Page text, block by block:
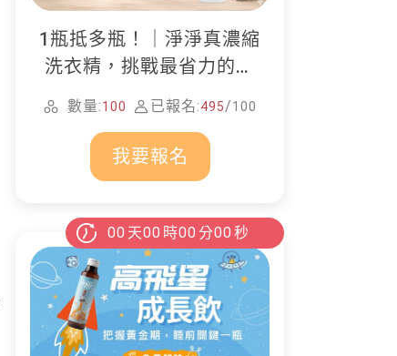
1瓶抵多瓶！｜淨淨真濃縮
洗衣精，挑戰最省力的居
家清潔
數量:100 已報名:495/100
我要報名
00 天00 時00 分00 秒